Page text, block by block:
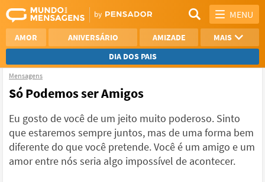
MENU
AMOR ANIVERSÁRIO AMIZADE
MAIS
DIA DOS PAIS
REFLEXÃO
NAMORO
VER TODAS
Mensagens
Só Podemos ser Amigos
Eu gosto de você de um jeito muito poderoso. Sinto
que estaremos sempre juntos, mas de uma forma bem
diferente do que você pretende. Você é um amigo e um
amor entre nós seria algo impossível de acontecer.